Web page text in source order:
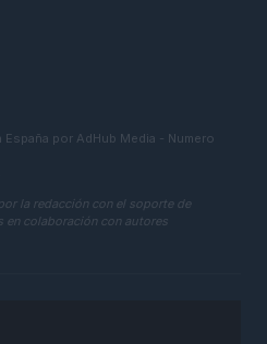
por AdHub Media - Numero
la redacción con el soporte de
en colaboración con autores